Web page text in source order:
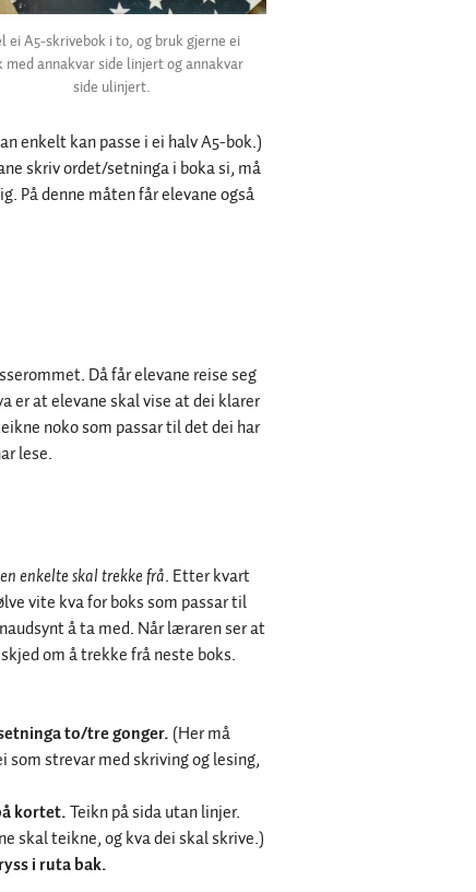
ei A5-skrivebok i to, og bruk gjerne ei
med annakvar side linjert og annakvar
side ulinjert.
enkelt kan passe i ei halv A5-bok.)
skriv ordet/setninga i boka si, må
På denne måten får elevane også
Då får elevane reise seg
er at elevane skal vise at dei klarer
noko som passar til det dei har
lese.
enkelte skal trekke frå. Etter kvart
vite kva for boks som passar til
å ta med. Når læraren ser at
om å trekke frå neste boks.
to/tre gonger. (Her må
som strevar med skriving og lesing,
kortet.Teikn på sida utan linjer.
skal teikne, og kva dei skal skrive.)
i ruta bak.